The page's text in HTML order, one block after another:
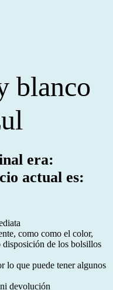
blanco
era:
actual es:
como como el color,
disposición de los bolsillos
lo que puede tener algunos
devolución